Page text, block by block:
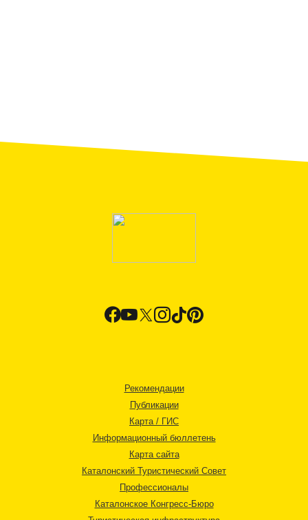
Рекомендации
Публикации
Карта / ГИС
Информационный бюллетень
Карта сайта
Каталонский Туристический Совет
Профессионалы
Каталонское Конгресс-Бюро